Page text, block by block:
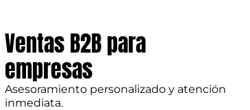
Ventas B2B para
empresas
Asesoramiento personalizado y atención
inmediata.